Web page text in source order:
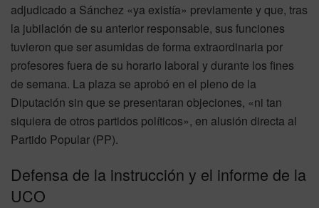
adjudicado a Sánchez «ya existía» previamente y que, tras
la jubilación de su anterior responsable, sus funciones
tuvieron que ser asumidas de forma extraordinaria por
profesores fuera de su horario laboral y durante los fines
de semana. La plaza se aprobó en el pleno de la
Diputación sin que se presentaran objeciones, «ni tan
siquiera de otros partidos políticos», en alusión directa al
Partido Popular (PP).
Defensa de la instrucción y el informe de la
UCO